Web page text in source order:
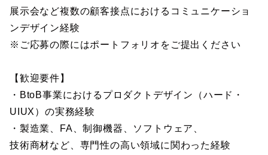
展示会など複数の顧客接点におけるコミュニケーショ
ンデザイン経験
※ご応募の際にはポートフォリオをご提出ください
【歓迎要件】
・BtoB事業におけるプロダクトデザイン（ハード・
UIUX）の実務経験
・製造業、FA、制御機器、ソフトウェア、
技術商材など、専門性の高い領域に関わった経験